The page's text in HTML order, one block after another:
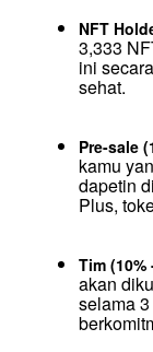
NFT
3,333
ini
sehat.
Pre-sale
kamu
dapetin
Plus,
Tim
akan
selama